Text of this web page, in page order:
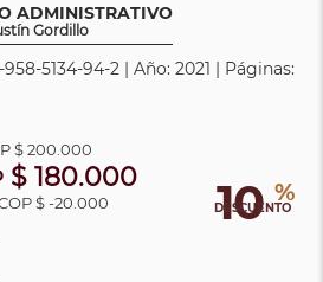
ADMINISTRATIVO
Gordillo
5134-94-2 | Año: 2021 | Páginas:
10 %
DESCUENTO
$ 200.000
$ 180.000
$ -20.000